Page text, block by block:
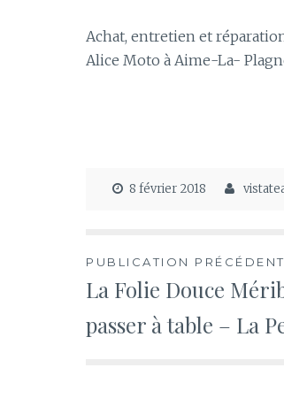
Achat, entretien et
Alice Moto à Aime-La-
8 février 2018
Navigation
de
PUBLICATION
La Folie Douce
passer à table – La